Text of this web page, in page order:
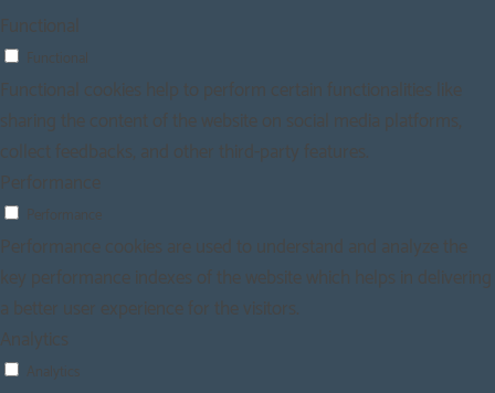
Functional
Functional
Functional cookies help to perform certain functionalities like
sharing the content of the website on social media platforms,
collect feedbacks, and other third-party features.
Performance
Performance
Performance cookies are used to understand and analyze the
key performance indexes of the website which helps in delivering
a better user experience for the visitors.
Analytics
Analytics